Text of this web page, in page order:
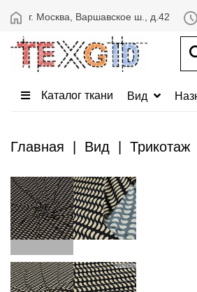
г. Москва, Варшавское ш., д.42
Каталог ткани Вид
Главная Вид Трикотаж